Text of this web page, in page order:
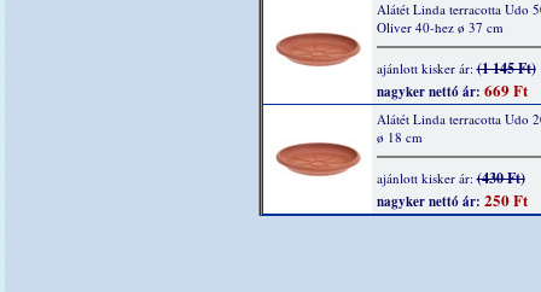
Alátét Linda terracotta Udo
Oliver 40-hez ø 37 cm
ajánlott kisker ár:(1 145 Ft)
nagyker nettó ár: 669 Ft
Alátét Linda terracotta Udo
ø 18 cm
ajánlott kisker ár:(430 Ft)
nagyker nettó ár: 250 Ft